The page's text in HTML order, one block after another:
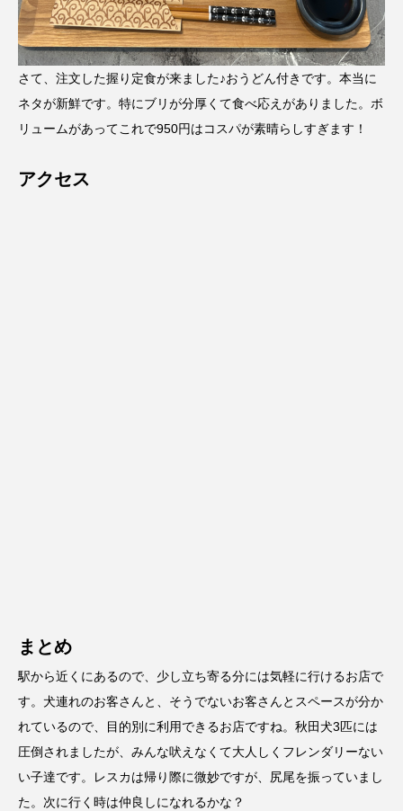
さて、注文した握り定食が来ました♪おうどん付きです。本当に
ネタが新鮮です。特にブリが分厚くて食べ応えがありました。ボ
リュームがあってこれで950円はコスパが素晴らしすぎます！
アクセス
まとめ
駅から近くにあるので、少し立ち寄る分には気軽に行けるお店で
す。犬連れのお客さんと、そうでないお客さんとスペースが分か
れているので、目的別に利用できるお店ですね。秋田犬3匹には
圧倒されましたが、みんな吠えなくて大人しくフレンダリーない
い子達です。レスカは帰り際に微妙ですが、尻尾を振っていまし
た。次に行く時は仲良しになれるかな？